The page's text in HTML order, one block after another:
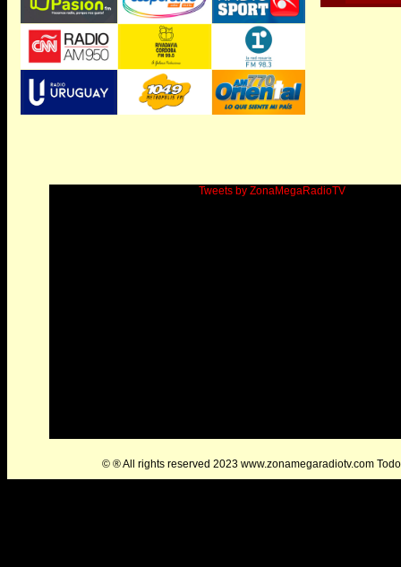
Tweets by ZonaMegaRadioTV
© ® All rights reserved 2023 www.zonamegaradiotv.com